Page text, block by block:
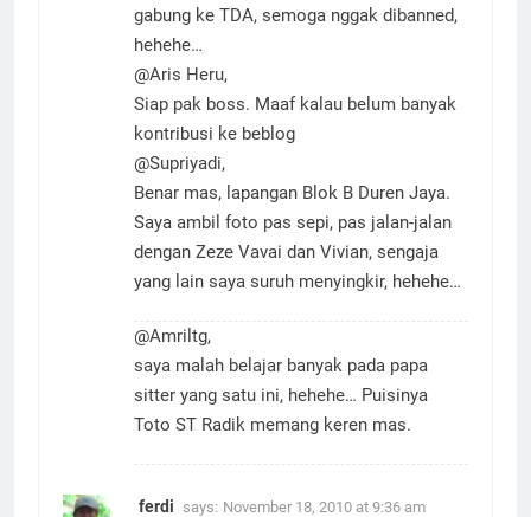
Thanks mas, dalam bulan-bulan ini saya
gabung ke TDA, semoga nggak dibanned,
hehehe…
@Aris Heru,
Siap pak boss. Maaf kalau belum banyak
kontribusi ke beblog
@Supriyadi,
Benar mas, lapangan Blok B Duren Jaya.
Saya ambil foto pas sepi, pas jalan-jalan
dengan Zeze Vavai dan Vivian, sengaja
@Amriltg,
saya malah belajar banyak pada papa
sitter yang satu ini, hehehe… Puisinya